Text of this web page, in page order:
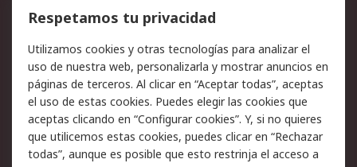
Cómo realizar pedidos
Devoluciones
Facturación y pago
Ofertas
Soporte técnico
Legal
Aviso legal
Política de privacidad -
Actualizada
Respetamos tu privacidad
Utilizamos cookies y otras tecnologías para analizar el
uso de nuestra web, personalizarla y mostrar anuncios en
páginas de terceros. Al clicar en “Aceptar todas”, aceptas
el uso de estas cookies. Puedes elegir las cookies que
aceptas clicando en “Configurar cookies”. Y, si no quieres
que utilicemos estas cookies, puedes clicar en “Rechazar
todas”, aunque es posible que esto restrinja el acceso a